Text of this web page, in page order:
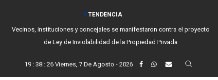
TENDENCIA
Vecinos, instituciones y concejales se manifestaron contra el proyecto
de Ley de Inviolabilidad de la Propiedad Privada
19: 38: 27 Viernes, 7 De Agosto - 2026